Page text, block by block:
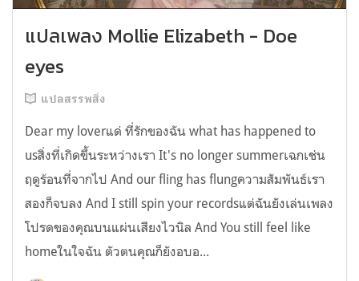
แปลเพลง Mollie Elizabeth - Doe
eyes
แปลสรรพสิ่ง
Dear my loverแด่ ที่รักของฉัน what has happened to
usสิ่งที่เกิดขึ้นระหว่างเรา It's no longer summerเฉกเช่น
ฤดูร้อนที่จากไป And our fling has flungความสัมพันธ์เรา
สองก็จบลง And I still spin your recordsแต่ฉันยังเล่นเพลง
โปรดของคุณบนแผ่นเสียงไวนิล And You still feel like
homeในใจฉัน ตัวตนคุณก็ยังอบอ...